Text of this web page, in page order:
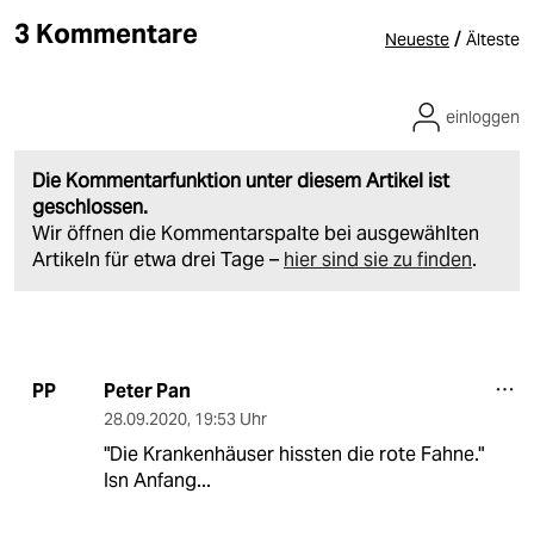
3 Kommentare Neueste / Älteste
Die Kommentarfunktion unter diesem Artikel ist
geschlossen.
Wir öffnen die Kommentarspalte bei ausgewählten
Artikeln für etwa drei Tage – hier sind sie zu finden.
einloggen
PP Peter Pan
28.09.2020, 19:53 Uhr
"Die Krankenhäuser hissten die rote Fahne."
Isn Anfang...